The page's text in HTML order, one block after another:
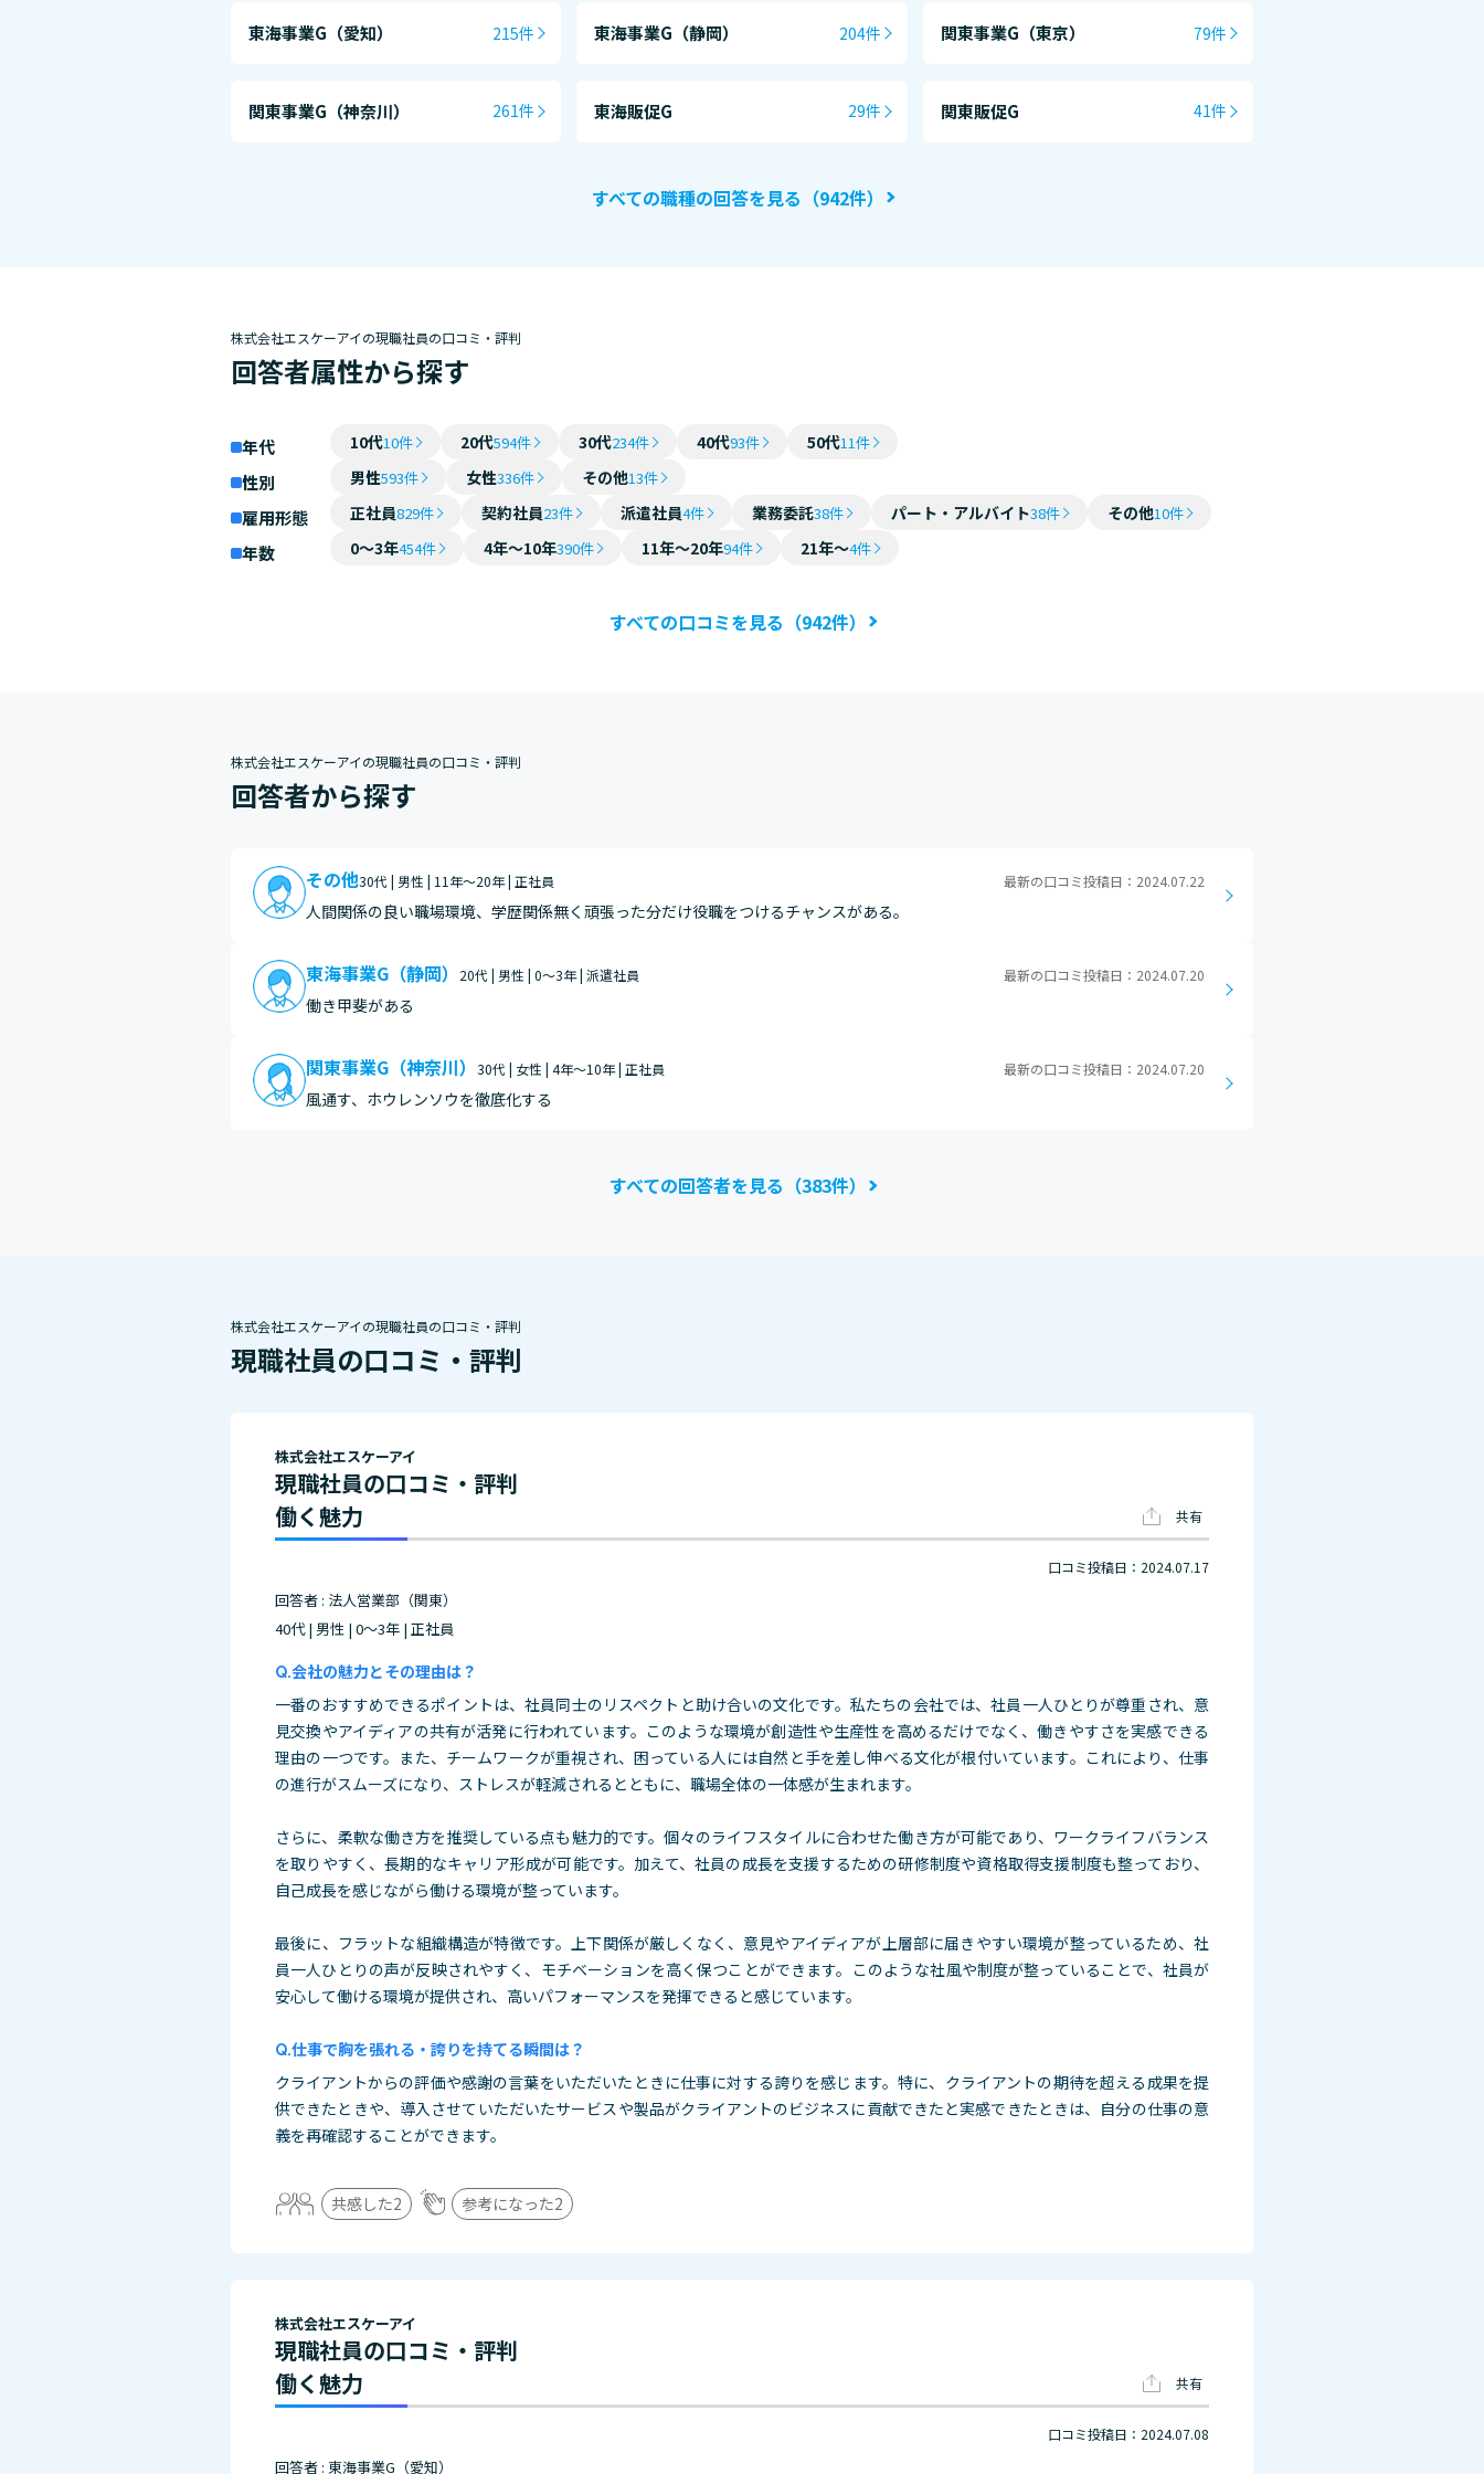
東海事業G（愛知） 215件 東海事業G（静岡） 204件 関東事業G（東京） 79件
関東事業G（神奈川） 261件 東海販促G 29件 関東販促G 41件
すべての職種の回答を見る（942件）
株式会社エスケーアイの現職社員の口コミ・評判
回答者属性から探す
年代 10代10件 20代594件 30代234件 40代93件 50代11件
性別 男性593件 女性336件 その他13件
雇用形態 正社員829件 契約社員23件 派遣社員4件 業務委託38件 パート・アルバイト38件 その他10件
年数 0～3年454件 4年～10年390件 11年～20年94件 21年～4件
すべての口コミを見る（942件）
株式会社エスケーアイの現職社員の口コミ・評判
回答者から探す
その他30代 | 男性 | 11年～20年 | 正社員 最新の口コミ投稿日：2024.07.22
人間関係の良い職場環境、学歴関係無く頑張った分だけ役職をつけるチャンスがある。
東海事業G（静岡） 20代 | 男性 | 0～3年 | 派遣社員 最新の口コミ投稿日：2024.07.20
働き甲斐がある
関東事業G（神奈川） 30代 | 女性 | 4年～10年 | 正社員 最新の口コミ投稿日：2024.07.20
風通す、ホウレンソウを徹底化する
すべての回答者を見る（383件）
株式会社エスケーアイの現職社員の口コミ・評判
現職社員の口コミ・評判
株式会社エスケーアイ
現職社員の口コミ・評判
働く魅力
共有
口コミ投稿日：2024.07.17
回答者 : 法人営業部（関東）
40代 | 男性 | 0～3年 | 正社員
会社の魅力とその理由は？
一番のおすすめできるポイントは、社員同士のリスペクトと助け合いの文化です。私たちの会社では、社員一人ひとりが尊重され、意
見交換やアイディアの共有が活発に行われています。このような環境が創造性や生産性を高めるだけでなく、働きやすさを実感できる
理由の一つです。また、チームワークが重視され、困っている人には自然と手を差し伸べる文化が根付いています。これにより、仕事
の進行がスムーズになり、ストレスが軽減されるとともに、職場全体の一体感が生まれます。
さらに、柔軟な働き方を推奨している点も魅力的です。個々のライフスタイルに合わせた働き方が可能であり、ワークライフバランス
を取りやすく、長期的なキャリア形成が可能です。加えて、社員の成長を支援するための研修制度や資格取得支援制度も整っており、
自己成長を感じながら働ける環境が整っています。
最後に、フラットな組織構造が特徴です。上下関係が厳しくなく、意見やアイディアが上層部に届きやすい環境が整っているため、社
員一人ひとりの声が反映されやすく、モチベーションを高く保つことができます。このような社風や制度が整っていることで、社員が
安心して働ける環境が提供され、高いパフォーマンスを発揮できると感じています。
仕事で胸を張れる・誇りを持てる瞬間は？
クライアントからの評価や感謝の言葉をいただいたときに仕事に対する誇りを感じます。特に、クライアントの期待を超える成果を提
供できたときや、導入させていただいたサービスや製品がクライアントのビジネスに貢献できたと実感できたときは、自分の仕事の意
義を再確認することができます。
共感した2 参考になった2
株式会社エスケーアイ
現職社員の口コミ・評判
働く魅力
共有
口コミ投稿日：2024.07.08
回答者 : 東海事業G（愛知）